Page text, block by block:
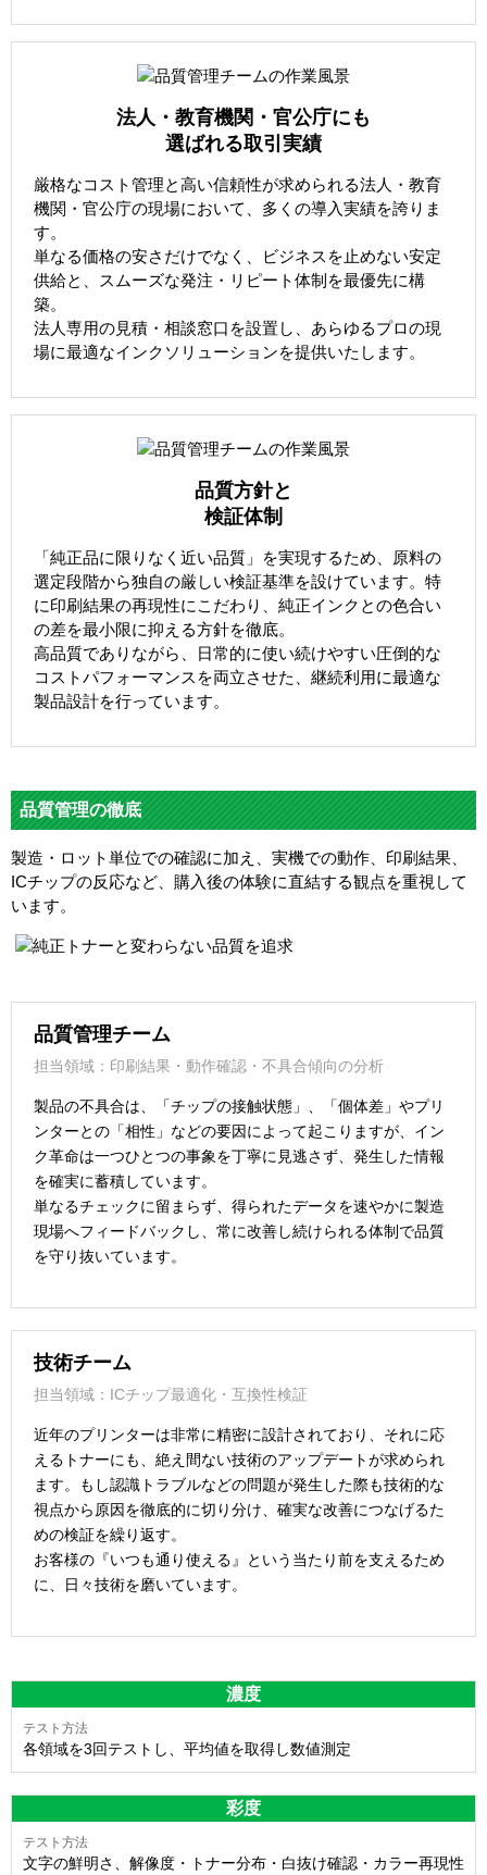
法人・教育機関・官公庁にも
選ばれる取引実績
厳格なコスト管理と高い信頼性が求められる法人・教育
機関・官公庁の現場において、多くの導入実績を誇りま
す。
単なる価格の安さだけでなく、ビジネスを止めない安定
供給と、スムーズな発注・リピート体制を最優先に構
築。
法人専用の見積・相談窓口を設置し、あらゆるプロの現
場に最適なインクソリューションを提供いたします。
品質方針と
検証体制
「純正品に限りなく近い品質」を実現するため、原料の
選定段階から独自の厳しい検証基準を設けています。特
に印刷結果の再現性にこだわり、純正インクとの色合い
の差を最小限に抑える方針を徹底。
高品質でありながら、日常的に使い続けやすい圧倒的な
コストパフォーマンスを両立させた、継続利用に最適な
製品設計を行っています。
品質管理の徹底
製造・ロット単位での確認に加え、実機での動作、印刷結果、
ICチップの反応など、購入後の体験に直結する観点を重視して
います。
品質管理チーム
担当領域：印刷結果・動作確認・不具合傾向の分析
製品の不具合は、「チップの接触状態」、「個体差」やプリ
ンターとの「相性」などの要因によって起こりますが、イン
ク革命は一つひとつの事象を丁寧に見逃さず、発生した情報
を確実に蓄積しています。
単なるチェックに留まらず、得られたデータを速やかに製造
現場へフィードバックし、常に改善し続けられる体制で品質
を守り抜いています。
技術チーム
担当領域：ICチップ最適化・互換性検証
近年のプリンターは非常に精密に設計されており、それに応
えるトナーにも、絶え間ない技術のアップデートが求められ
ます。もし認識トラブルなどの問題が発生した際も技術的な
視点から原因を徹底的に切り分け、確実な改善につなげるた
めの検証を繰り返す。
お客様の『いつも通り使える』という当たり前を支えるため
に、日々技術を磨いています。
濃度
各領域を3回テストし、平均値を取得し数値測定
彩度
文字の鮮明さ、解像度・トナー分布・白抜け確認・カラー再現性